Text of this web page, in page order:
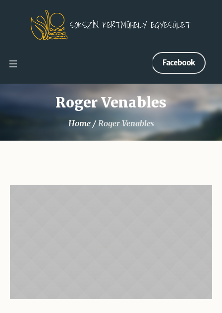
Facebook
Roger Venables
Home / Roger Venables